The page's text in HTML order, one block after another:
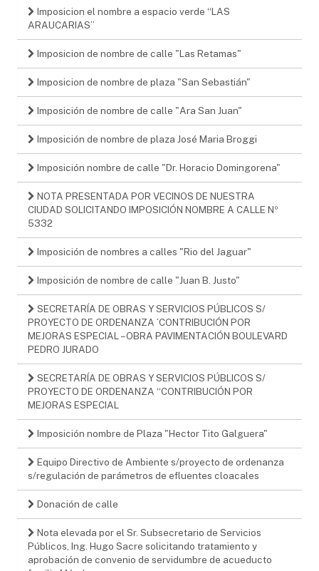
Imposicion el nombre a espacio verde “LAS
ARAUCARIAS”
Imposicion de nombre de calle "Las Retamas"
Imposicion de nombre de plaza "San Sebastián"
Imposición de nombre de calle "Ara San Juan"
Imposición de nombre de plaza José Maria Broggi
Imposición nombre de calle "Dr. Horacio Domingorena"
NOTA PRESENTADA POR VECINOS DE NUESTRA
CIUDAD SOLICITANDO IMPOSICIÓN NOMBRE A CALLE Nº
5332
Imposición de nombres a calles "Rio del Jaguar"
Imposición de nombre de calle "Juan B. Justo"
SECRETARÍA DE OBRAS Y SERVICIOS PÚBLICOS S/
PROYECTO DE ORDENANZA ´CONTRIBUCIÓN POR
MEJORAS ESPECIAL – OBRA PAVIMENTACIÓN BOULEVARD
PEDRO JURADO
SECRETARÍA DE OBRAS Y SERVICIOS PÚBLICOS S/
PROYECTO DE ORDENANZA “CONTRIBUCIÓN POR
MEJORAS ESPECIAL
Imposición nombre de Plaza "Hector Tito Galguera"
Equipo Directivo de Ambiente s/proyecto de ordenanza
s/regulación de parámetros de efluentes cloacales
Donación de calle
Nota elevada por el Sr. Subsecretario de Servicios
Públicos, Ing. Hugo Sacre solicitando tratamiento y
aprobación de convenio de servidumbre de acueducto